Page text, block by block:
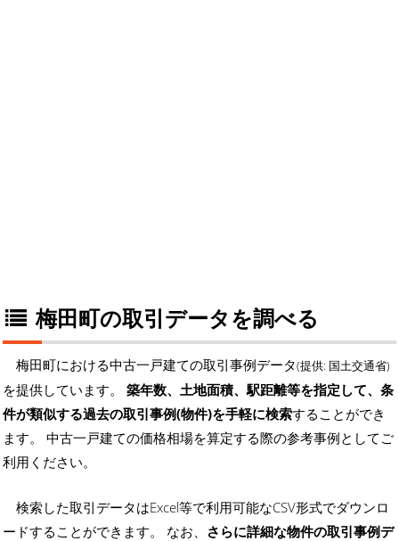
梅田町の取引データを調べる
梅田町における中古一戸建ての取引事例データ(提供: 国土交通省)
を提供しています。 築年数、土地面積、駅距離等を指定して、条
件が類似する過去の取引事例(物件)を手軽に検索することができ
ます。 中古一戸建ての価格相場を算定する際の参考事例としてご
利用ください。
検索した取引データはExcel等で利用可能なCSV形式でダウンロ
ードすることができます。 なお、 さらに詳細な物件の取引事例デ